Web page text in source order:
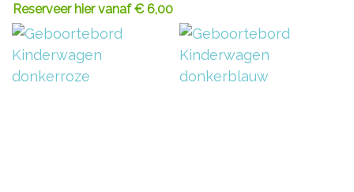
Reserveer hier vanaf € 6,00